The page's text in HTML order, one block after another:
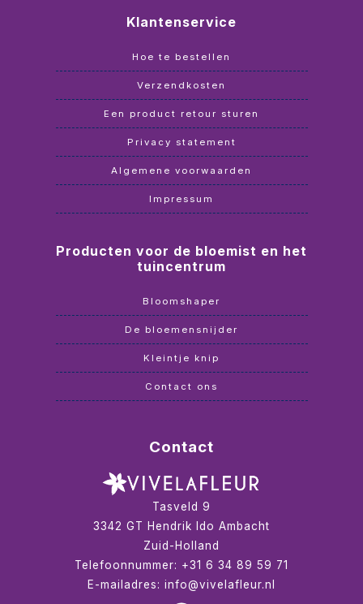
Klantenservice
Hoe te bestellen
Verzendkosten
Een product retour sturen
Privacy statement
Algemene voorwaarden
Impressum
Producten voor de bloemist en het
tuincentrum
Bloomshaper
De bloemensnijder
Kleintje knip
Contact ons
Contact
Tasveld 9
3342 GT Hendrik Ido Ambacht
Zuid-Holland
Telefoonnummer: +31 6 34 89 59 71
E-mailadres: info@vivelafleur.nl